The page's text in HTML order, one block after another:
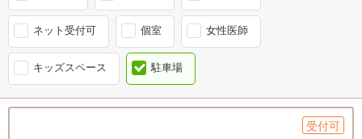
ネット受付可 個室 女性医師
キッズスペース 駐車場
受付可